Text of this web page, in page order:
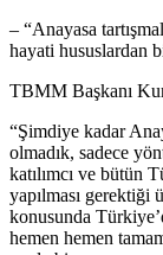
– “Anayasa
hayati hususlardan
TBMM Başkanı
“Şimdiye kadar
olmadık, sadece
katılımcı ve bütün
yapılması
konusunda
hemen hemen